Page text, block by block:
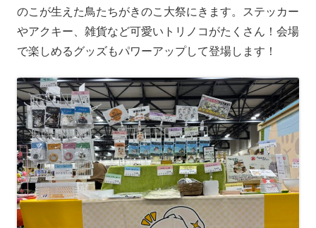
のこが生えた鳥たちがきのこ大祭にきます。ステッカー
やアクキー、雑貨など可愛いトリノコがたくさん！会場
で楽しめるグッズもパワーアップして登場します！